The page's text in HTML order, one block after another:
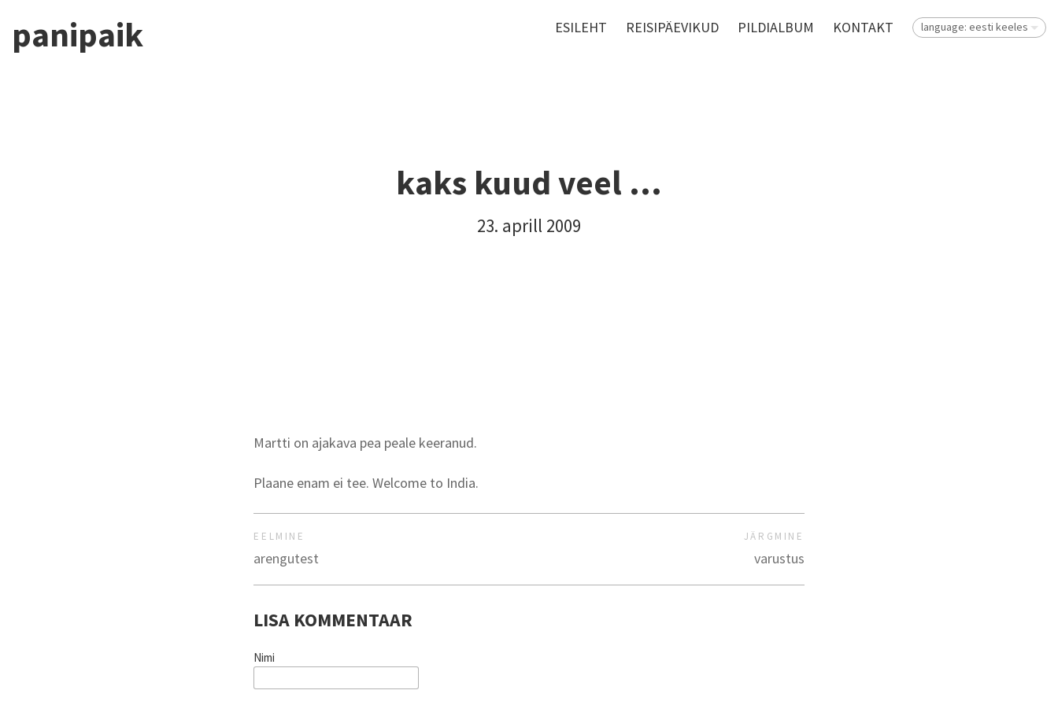
panipaik ESILEHT REISIPÄEVIKUD PILDIALBUM KONTAKT language: eesti keeles
kaks kuud veel ...
23. aprill 2009
Martti on ajakava pea peale keeranud.
Plaane enam ei tee. Welcome to India.
EELMINE
arengutest
JÄRGMINE
varustus
LISA KOMMENTAAR
Nimi